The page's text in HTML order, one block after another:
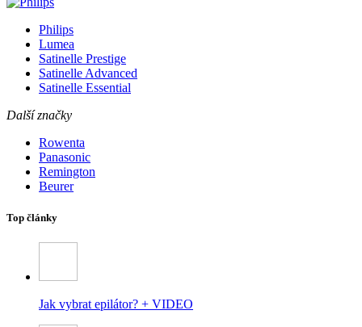
Philips
Lumea
Satinelle Prestige
Satinelle Advanced
Satinelle Essential
Další značky
Rowenta
Panasonic
Remington
Beurer
Top články
Jak vybrat epilátor? + VIDEO